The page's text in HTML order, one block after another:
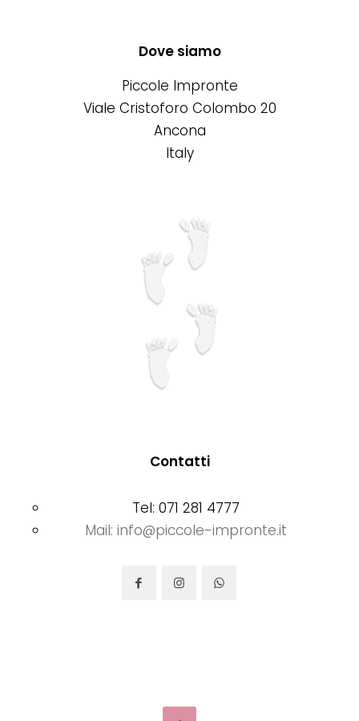
Le
possono
essere
scelte
nella
prodotto
Dove siamo
Piccole Impronte
Viale Cristoforo Colombo 20
Ancona
Italy
Contatti
Tel: 071 281 4777
Mail: info@piccole-impronte.it